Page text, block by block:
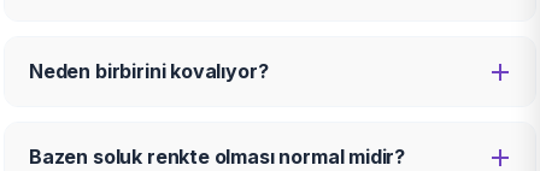
Neden birbirini kovalıyor?
Bazen soluk renkte olması normal midir?